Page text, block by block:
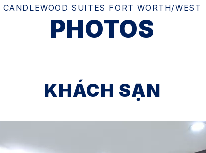
CANDLEWOOD SUITES FORT WORTH/WEST
PHOTOS
KHÁCH SẠN